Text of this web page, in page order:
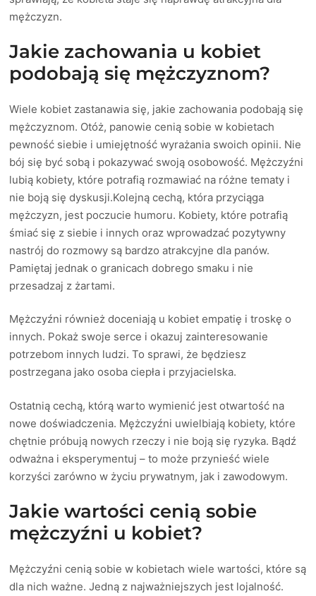
mężczyzn.
Jakie zachowania u kobiet
podobają się mężczyznom?
Wiele kobiet zastanawia się, jakie zachowania podobają się
mężczyznom. Otóż, panowie cenią sobie w kobietach
pewność siebie i umiejętność wyrażania swoich opinii. Nie
bój się być sobą i pokazywać swoją osobowość. Mężczyźni
lubią kobiety, które potrafią rozmawiać na różne tematy i
nie boją się dyskusji.Kolejną cechą, która przyciąga
mężczyzn, jest poczucie humoru. Kobiety, które potrafią
śmiać się z siebie i innych oraz wprowadzać pozytywny
nastrój do rozmowy są bardzo atrakcyjne dla panów.
Pamiętaj jednak o granicach dobrego smaku i nie
przesadzaj z żartami.
Mężczyźni również doceniają u kobiet empatię i troskę o
innych. Pokaż swoje serce i okazuj zainteresowanie
potrzebom innych ludzi. To sprawi, że będziesz
postrzegana jako osoba ciepła i przyjacielska.
Ostatnią cechą, którą warto wymienić jest otwartość na
nowe doświadczenia. Mężczyźni uwielbiają kobiety, które
chętnie próbują nowych rzeczy i nie boją się ryzyka. Bądź
odważna i eksperymentuj – to może przynieść wiele
korzyści zarówno w życiu prywatnym, jak i zawodowym.
Jakie wartości cenią sobie
mężczyźni u kobiet?
Mężczyźni cenią sobie w kobietach wiele wartości, które są
dla nich ważne. Jedną z najważniejszych jest lojalność.